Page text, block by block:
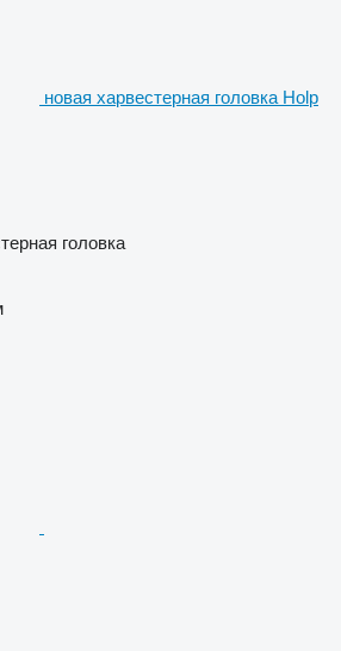
новая харвестерная головка Holp
головка